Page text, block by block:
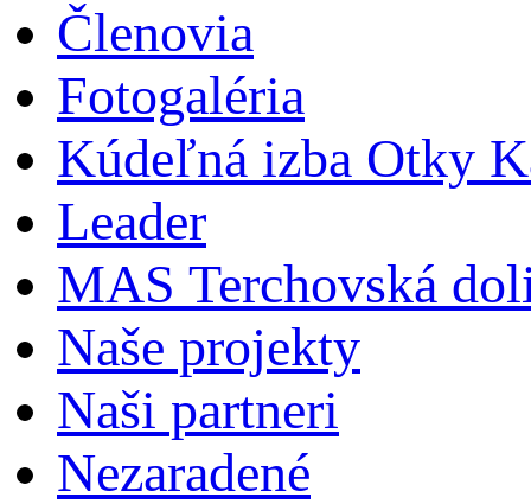
Členovia
Fotogaléria
Kúdeľná izba Otky
Leader
MAS Terchovská
Naše projekty
Naši partneri
Nezaradené